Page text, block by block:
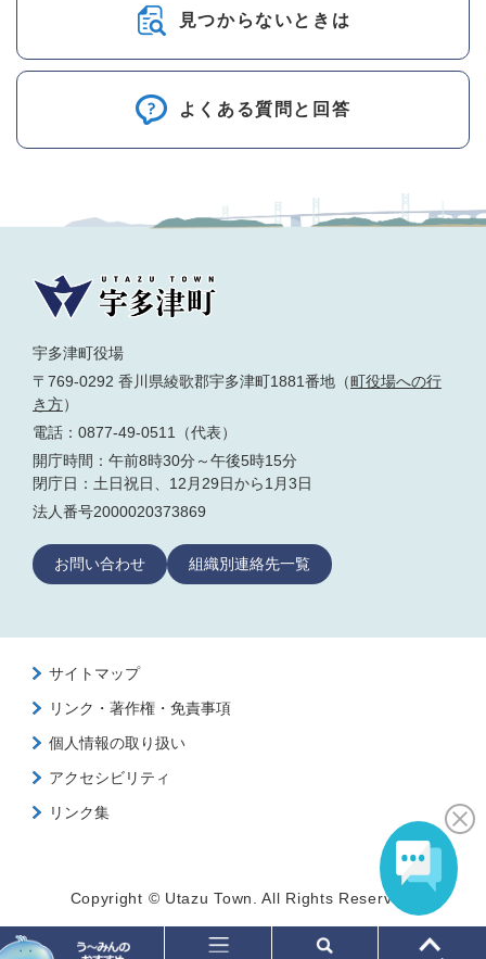
見つからないときは
よくある質問と回答
宇多津町役場
〒769-0292 香川県綾歌郡宇多津町1881番地（町役場への行
き方）
電話：0877-49-0511（代表）
開庁時間：午前8時30分～午後5時15分
閉庁日：土日祝日、12月29日から1月3日
法人番号2000020373869
お問い合わせ 組織別連絡先一覧
サイトマップ
リンク・著作権・免責事項
個人情報の取り扱い
アクセシビリティ
リンク集
Copyright © Utazu Town. All Rights Reserved.